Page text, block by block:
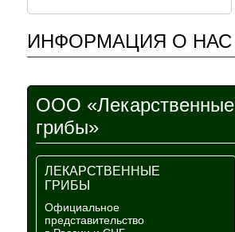
ИНФОРМАЦИЯ О НАС
ООО «Лекарственные
грибы»
ЛЕКАРСТВЕННЫЕ
ГРИБЫ
Официальное
представительство